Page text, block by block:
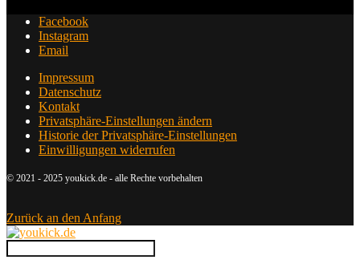
Facebook
Instagram
Email
Impressum
Datenschutz
Kontakt
Privatsphäre-Einstellungen ändern
Historie der Privatsphäre-Einstellungen
Einwilligungen widerrufen
© 2021 - 2025 youkick.de - alle Rechte vorbehalten
Zurück an den Anfang